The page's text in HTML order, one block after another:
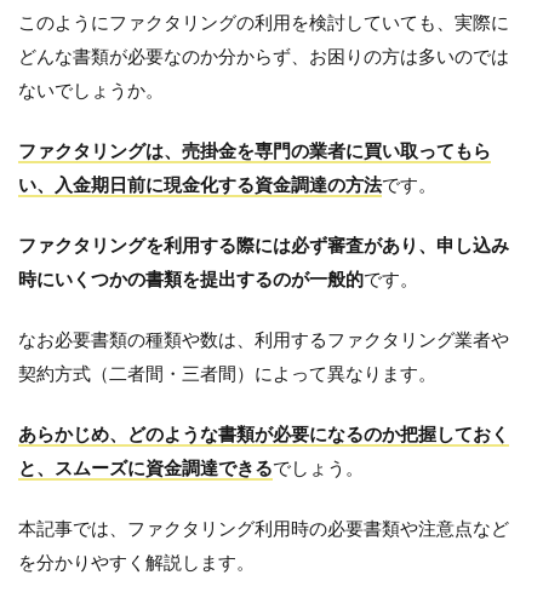
このようにファクタリングの利用を検討していても、実際に
どんな書類が必要なのか分からず、お困りの方は多いのでは
ないでしょうか。
ファクタリングは、売掛金を専門の業者に買い取ってもら
い、入金期日前に現金化する資金調達の方法です。
ファクタリングを利用する際には必ず審査があり、申し込み
時にいくつかの書類を提出するのが一般的です。
なお必要書類の種類や数は、利用するファクタリング業者や
契約方式（二者間・三者間）によって異なります。
あらかじめ、どのような書類が必要になるのか把握しておく
と、スムーズに資金調達できるでしょう。
本記事では、ファクタリング利用時の必要書類や注意点など
を分かりやすく解説します。